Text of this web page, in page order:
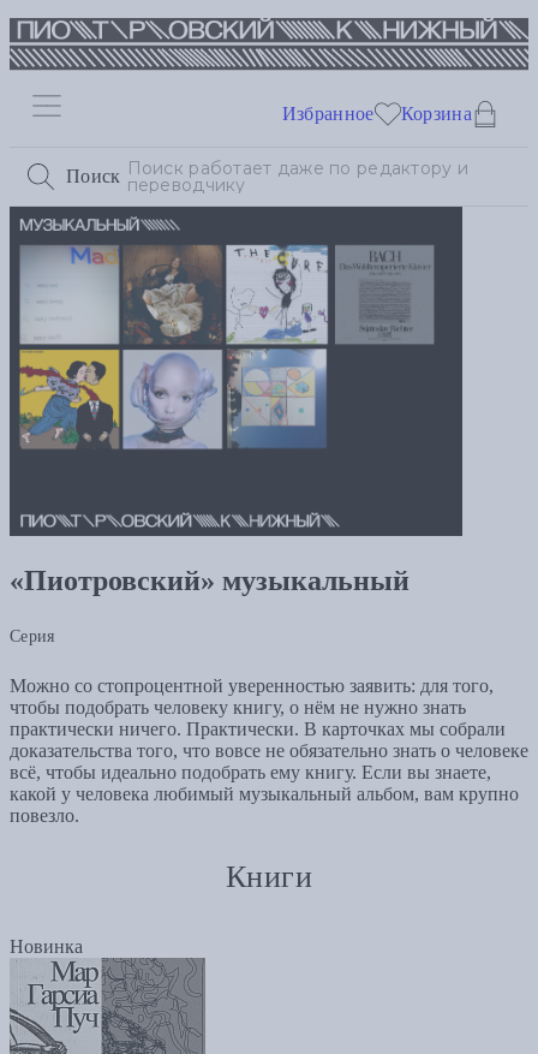
Поиск
Избранное Корзина
«Пиотровский» музыкальный
Серия
Можно со стопроцентной уверенностью заявить: для того,
чтобы подобрать человеку книгу, о нём не нужно знать
практически ничего. Практически. В карточках мы собрали
доказательства того, что вовсе не обязательно знать о человеке
всё, чтобы идеально подобрать ему книгу. Если вы знаете,
какой у человека любимый музыкальный альбом, вам крупно
повезло.
Книги
Новинка